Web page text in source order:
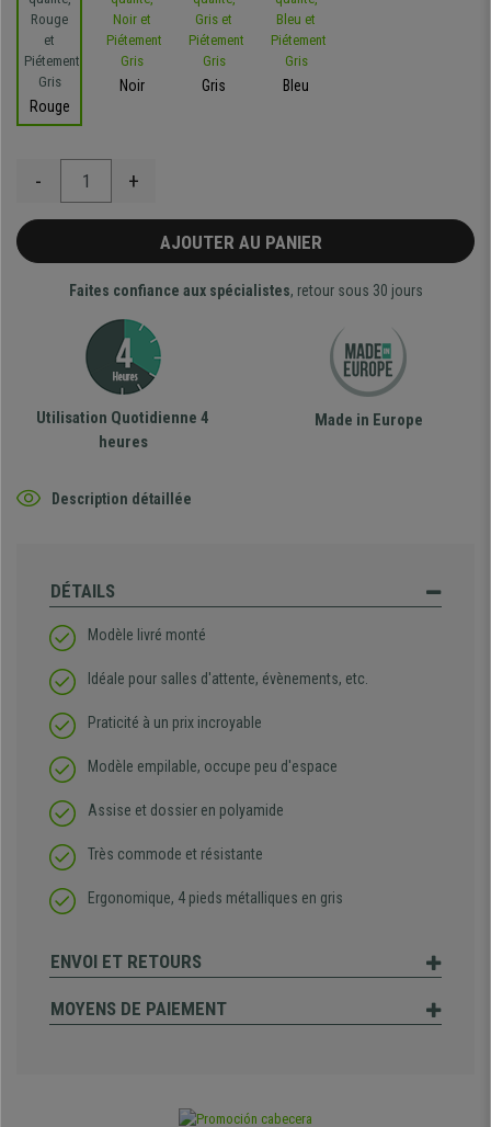
Rouge
Noir Gris Bleu
- +
AJOUTER AU PANIER
Faites confiance aux spécialistes, retour sous 30 jours
Utilisation Quotidienne 4
heures
Made in Europe
Description détaillée
DÉTAILS
Modèle livré monté
Idéale pour salles d'attente, évènements, etc.
Praticité à un prix incroyable
Modèle empilable, occupe peu d'espace
Assise et dossier en polyamide
Très commode et résistante
Ergonomique, 4 pieds métalliques en gris
ENVOI ET RETOURS
MOYENS DE PAIEMENT